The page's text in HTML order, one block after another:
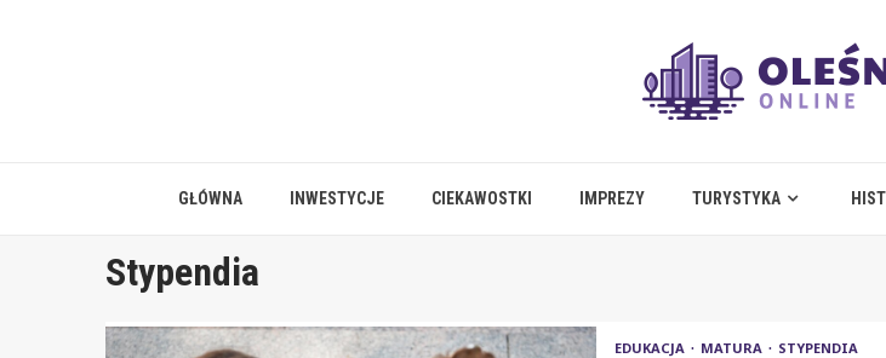
GŁÓWNA INWESTYCJE CIEKAWOSTKI IMPREZY TURYSTYKA
Stypendia
EDUKACJA MATURA STYPENDIA